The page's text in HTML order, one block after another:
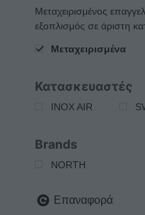
Μεταχειρισμένος
εξοπλισμός σε άριστη
Μεταχειρισμένα
Κατασκευαστές
INOX AIR
Brands
NORTH
Επαναφορά